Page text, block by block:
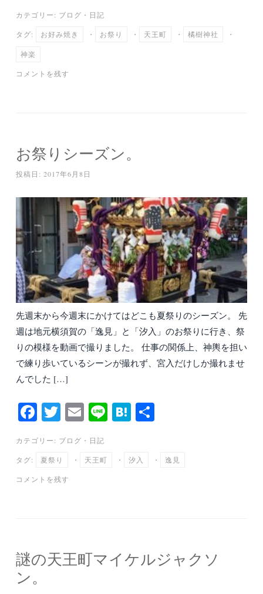
bo
ok
tte
r
ail
a
カテゴリー: ブログ ・ 日記
タグ: お好み焼き ・ お祭り ・ 天王町 ・ 橘樹神社 ・
神楽
コメントを残す
お祭りシーズン。
投稿日: 2017年6月8日
先週末から今週末にかけてはどこも夏祭りのシーズン。 先
週は地元横須賀の「逸見」と「汐入」のお祭りに行き、祭
りの模様を動画で撮りました。 仕事の関係上、神輿を担い
で練り歩いているシーンが撮れず、宮入だけしか撮れませ
んでした […]
Fa
ce
bo
ok
T
wi
tte
r
E
m
ail
Li H
a
カテゴリー: ブログ ・ 日記
タグ: 夏祭り ・ 天王町 ・ 汐入 ・ 逸見
コメントを残す
謎の天王町マイケルジャクソ
ン。